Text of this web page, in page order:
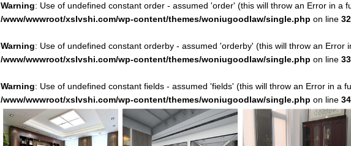
Warning: Use of undefined constant order - assumed 'order' (this will throw an Error in a
/www/wwwroot/xslvshi.com/wp-content/themes/woniugoodlaw/single.php on line 32
Warning: Use of undefined constant orderby - assumed 'orderby' (this will throw an Error
/www/wwwroot/xslvshi.com/wp-content/themes/woniugoodlaw/single.php on line 33
Warning: Use of undefined constant fields - assumed 'fields' (this will throw an Error in a
/www/wwwroot/xslvshi.com/wp-content/themes/woniugoodlaw/single.php on line 34